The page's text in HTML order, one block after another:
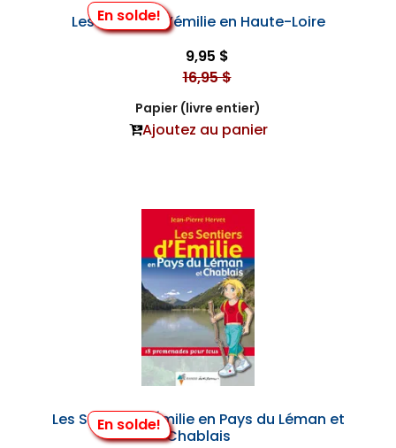
En solde!
Les Sentiers D’émilie en Haute-Loire
9,95 $
16,95 $
Papier (livre entier)
Ajoutez au panier
En solde!
Les Sentiers d'Émilie en Pays du Léman et
Chablais